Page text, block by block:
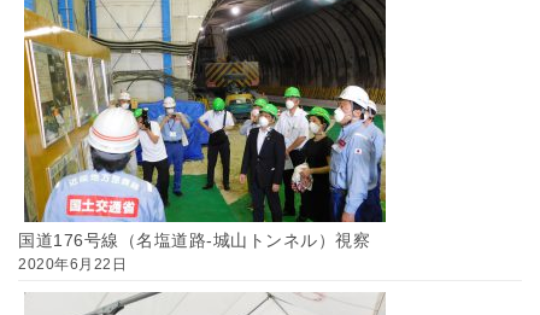
国道176号線（名塩道路-城山トンネル）視察
2020年6月22日